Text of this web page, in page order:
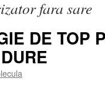
fara sare
DE TOP